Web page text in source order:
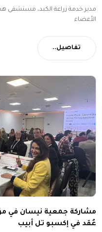
مدير خدمة زراعة الكبد، مستشفى
الأعضاء
تفاصيل..
عُقد في إكسبو تل أبيب